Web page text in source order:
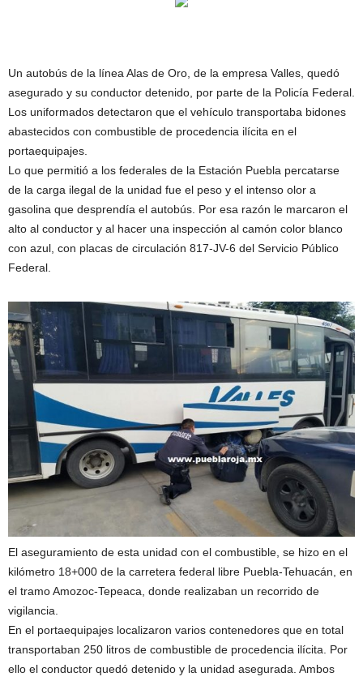
Un autobús de la línea Alas de Oro, de la empresa Valles, quedó
asegurado y su conductor detenido, por parte de la Policía Federal.
Los uniformados detectaron que el vehículo transportaba bidones
abastecidos con combustible de procedencia ilícita en el
portaequipajes.
Lo que permitió a los federales de la Estación Puebla percatarse
de la carga ilegal de la unidad fue el peso y el intenso olor a
gasolina que desprendía el autobús. Por esa razón le marcaron el
alto al conductor y al hacer una inspección al camón color blanco
con azul, con placas de circulación 817-JV-6 del Servicio Público
Federal.
El aseguramiento de esta unidad con el combustible, se hizo en el
kilómetro 18+000 de la carretera federal libre Puebla-Tehuacán, en
el tramo Amozoc-Tepeaca, donde realizaban un recorrido de
vigilancia.
En el portaequipajes localizaron varios contenedores que en total
transportaban 250 litros de combustible de procedencia ilícita. Por
ello el conductor quedó detenido y la unidad asegurada. Ambos